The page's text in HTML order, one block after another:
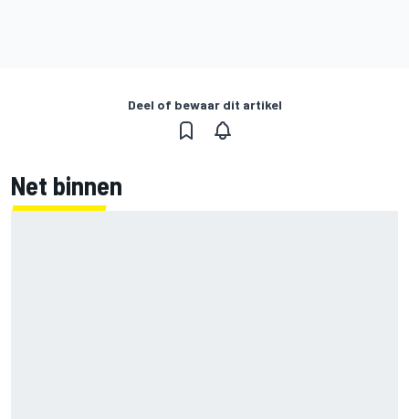
Deel of bewaar dit artikel
Net binnen